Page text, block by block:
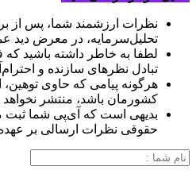
نظرات ارزشمند شما، پس از
تحلیل‌سرمایه، در معرض دید
لطفا به خاطر داشته باشید
تبادل نظرهای سازنده و
هرگونه پیامی که حاوی توهین،
کشورمان باشد، منتشر
بدیهی است که آی‌پی شما
حقوقی نظرات ارسالی بر